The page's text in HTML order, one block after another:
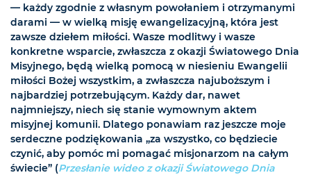
— każdy zgodnie z własnym powołaniem i otrzymanymi
darami — w wielką misję ewangelizacyjną, która jest
zawsze dziełem miłości. Wasze modlitwy i wasze
konkretne wsparcie, zwłaszcza z okazji Światowego Dnia
Misyjnego, będą wielką pomocą w niesieniu Ewangelii
miłości Bożej wszystkim, a zwłaszcza najuboższym i
najbardziej potrzebującym. Każdy dar, nawet
najmniejszy, niech się stanie wymownym aktem
misyjnej komunii. Dlatego ponawiam raz jeszcze moje
serdeczne podziękowania „za wszystko, co będziecie
czynić, aby pomóc mi pomagać misjonarzom na całym
świecie” (Przesłanie wideo z okazji Światowego Dnia